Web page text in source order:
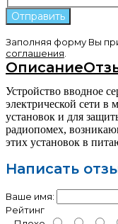
Заполняя форму Вы
соглашения
Описание
Устройство вводное
электрической сети
установок и для
радиопомех,
этих установок в
Написать
Ваше имя:
Рейтинг